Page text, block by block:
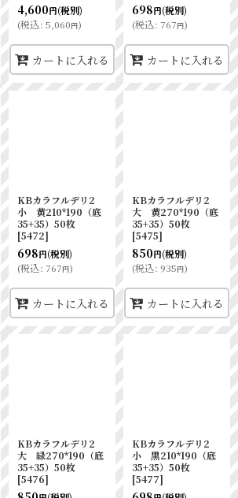
4,600円(税別)
(税込: 5,060円)
カートに入れる
698円(税別)
(税込: 767円)
カートに入れる
KBカラフルデリ2
小 黄210*190（底
35+35）50枚
[5472]
698円(税別)
(税込: 767円)
カートに入れる
KBカラフルデリ2
大 黄270*190（底
35+35）50枚
[5475]
850円(税別)
(税込: 935円)
カートに入れる
KBカラフルデリ2
大 緑270*190（底
35+35）50枚
[5476]
KBカラフルデリ2
小 黒210*190（底
35+35）50枚
[5477]